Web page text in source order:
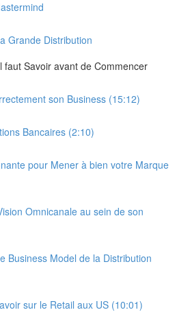
Grande Distribution
faut Savoir avant de Commencer
son Business (15:12)
Bancaires (2:10)
pour Mener à bien votre Marque
Omnicanale au sein de son
Business Model de la Distribution
sur le Retail aux US (10:01)